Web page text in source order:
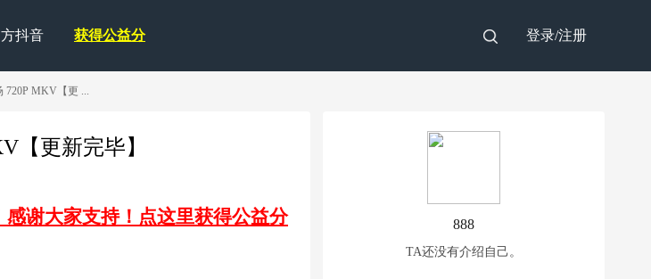
抖音 获得公益分 登录/注册
720P MKV【更 ...
【更新完毕】
谢大家支持！点这里获得公益分 888
TA还没有介绍自己。